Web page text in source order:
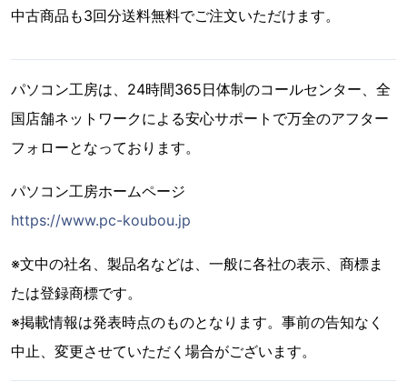
中古商品も3回分送料無料でご注文いただけます。
パソコン工房は、24時間365日体制のコールセンター、全
国店舗ネットワークによる安心サポートで万全のアフター
フォローとなっております。
パソコン工房ホームページ
https://www.pc-koubou.jp
※文中の社名、製品名などは、一般に各社の表示、商標ま
たは登録商標です。
※掲載情報は発表時点のものとなります。事前の告知なく
中止、変更させていただく場合がございます。